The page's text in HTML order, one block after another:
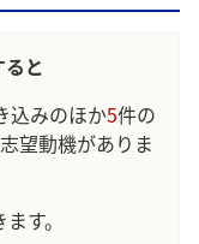
と
込みのほか5件の
望動機がありま
す。